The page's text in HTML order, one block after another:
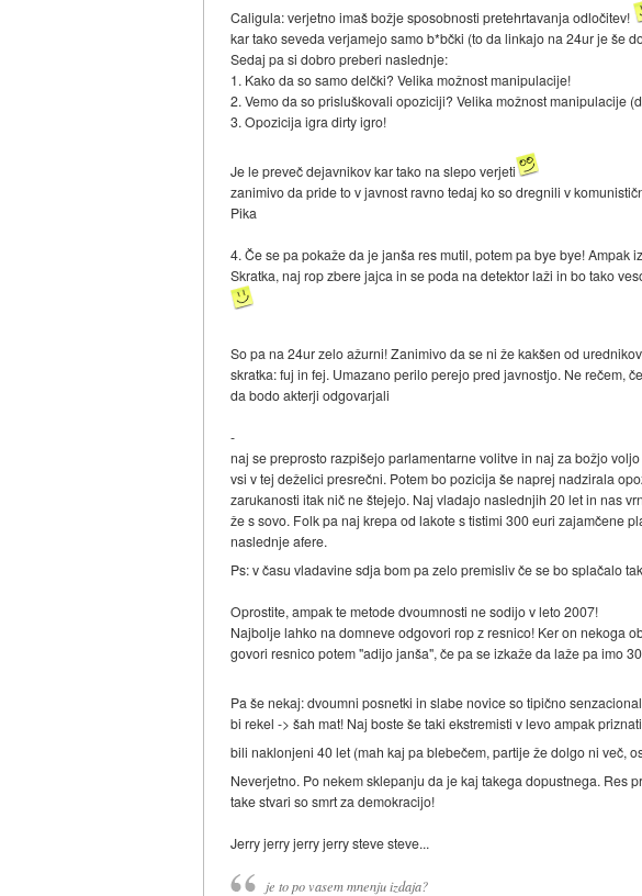
Caligula: verjetno imaš božje sposobnosti pretehrtavanja odločitev!
kar tako seveda verjamejo samo b*bčki (to da linkajo na 24ur je še
Sedaj pa si dobro preberi naslednje:
1. Kako da so samo delčki? Velika možnost manipulacije!
2. Vemo da so prisluškovali opoziciji? Velika možnost manipulacije
3. Opozicija igra dirty igro!
Je le preveč dejavnikov kar tako na slepo verjeti
zanimivo da pride to v javnost ravno tedaj ko so dregnili v
Pika
4. Če se pa pokaže da je janša res mutil, potem pa bye bye! Ampak
Skratka, naj rop zbere jajca in se poda na detektor laži in bo tako
So pa na 24ur zelo ažurni! Zanimivo da se ni že kakšen od
skratka: fuj in fej. Umazano perilo perejo pred javnostjo. Ne rečem,
da bodo akterji odgovarjali
-
naj se preprosto razpišejo parlamentarne volitve in naj za božjo
vsi v tej deželici presrečni. Potem bo pozicija še naprej nadzirala
zarukanosti itak nič ne štejejo. Naj vladajo naslednjih 20 let in nas
že s sovo. Folk pa naj krepa od lakote s tistimi 300 euri zajamčene
naslednje afere.
Ps: v času vladavine sdja bom pa zelo premisliv če se bo splačalo
Oprostite, ampak te metode dvoumnosti ne sodijo v leto 2007!
Najbolje lahko na domneve odgovori rop z resnico! Ker on nekoga
govori resnico potem "adijo janša", če pa se izkaže da laže pa imo
Pa še nekaj: dvoumni posnetki in slabe novice so tipično
bi rekel -> šah mat! Naj boste še taki ekstremisti v levo ampak
bili naklonjeni 40 let (mah kaj pa blebečem, partije že dolgo ni več,
Neverjetno. Po nekem sklepanju da je kaj takega dopustnega. Res
take stvari so smrt za demokracijo!
Jerry jerry jerry jerry steve steve...
je to po vasem mnenju izdaja?